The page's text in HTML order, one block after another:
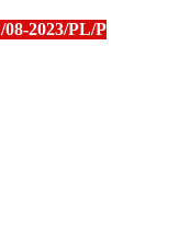
2023/PL/P